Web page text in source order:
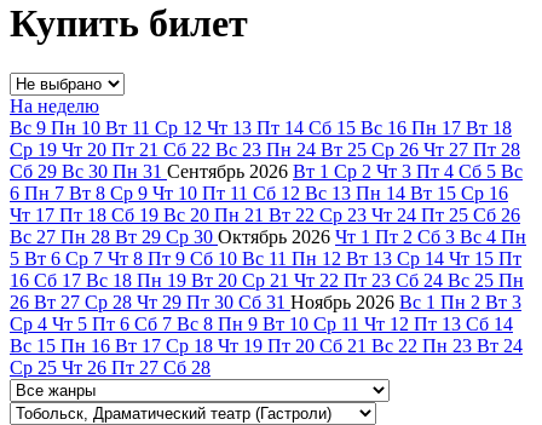
Купить билет
На неделю
Вс 9 Пн 10 Вт 11 Ср 12 Чт 13 Пт 14 Сб 15 Вс 16 Пн 17 Вт 18
Ср 19 Чт 20 Пт 21 Сб 22 Вс 23 Пн 24 Вт 25 Ср 26 Чт 27 Пт 28
Сб 29 Вс 30 Пн 31 Сентябрь 2026 Вт 1 Ср 2 Чт 3 Пт 4 Сб 5 Вс
6 Пн 7 Вт 8 Ср 9 Чт 10 Пт 11 Сб 12 Вс 13 Пн 14 Вт 15 Ср 16
Чт 17 Пт 18 Сб 19 Вс 20 Пн 21 Вт 22 Ср 23 Чт 24 Пт 25 Сб 26
Вс 27 Пн 28 Вт 29 Ср 30 Октябрь 2026 Чт 1 Пт 2 Сб 3 Вс 4 Пн
5 Вт 6 Ср 7 Чт 8 Пт 9 Сб 10 Вс 11 Пн 12 Вт 13 Ср 14 Чт 15 Пт
16 Сб 17 Вс 18 Пн 19 Вт 20 Ср 21 Чт 22 Пт 23 Сб 24 Вс 25 Пн
26 Вт 27 Ср 28 Чт 29 Пт 30 Сб 31 Ноябрь 2026 Вс 1 Пн 2 Вт 3
Ср 4 Чт 5 Пт 6 Сб 7 Вс 8 Пн 9 Вт 10 Ср 11 Чт 12 Пт 13 Сб 14
Вс 15 Пн 16 Вт 17 Ср 18 Чт 19 Пт 20 Сб 21 Вс 22 Пн 23 Вт 24
Ср 25 Чт 26 Пт 27 Сб 28